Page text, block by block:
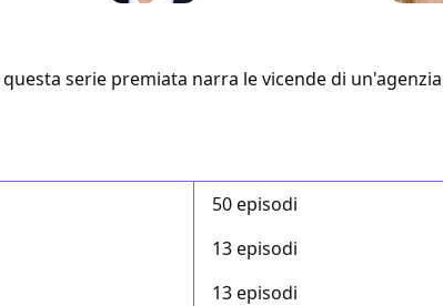
serie premiata narra le vicende di
50 episodi
13 episodi
13 episodi